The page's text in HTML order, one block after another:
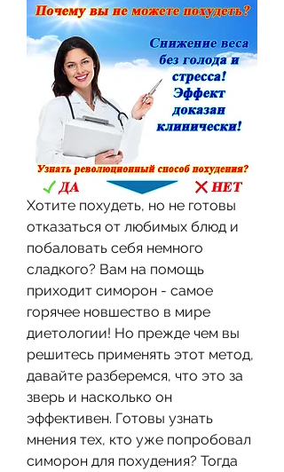
Хотите похудеть, но не готовы
отказаться от любимых блюд и
побаловать себя немного
сладкого? Вам на помощь
приходит симорон - самое
горячее новшество в мире
диетологии! Но прежде чем вы
решитесь применять этот метод,
давайте разберемся, что это за
зверь и насколько он
эффективен. Готовы узнать
мнения тех, кто уже попробовал
симорон для похудения? Тогда